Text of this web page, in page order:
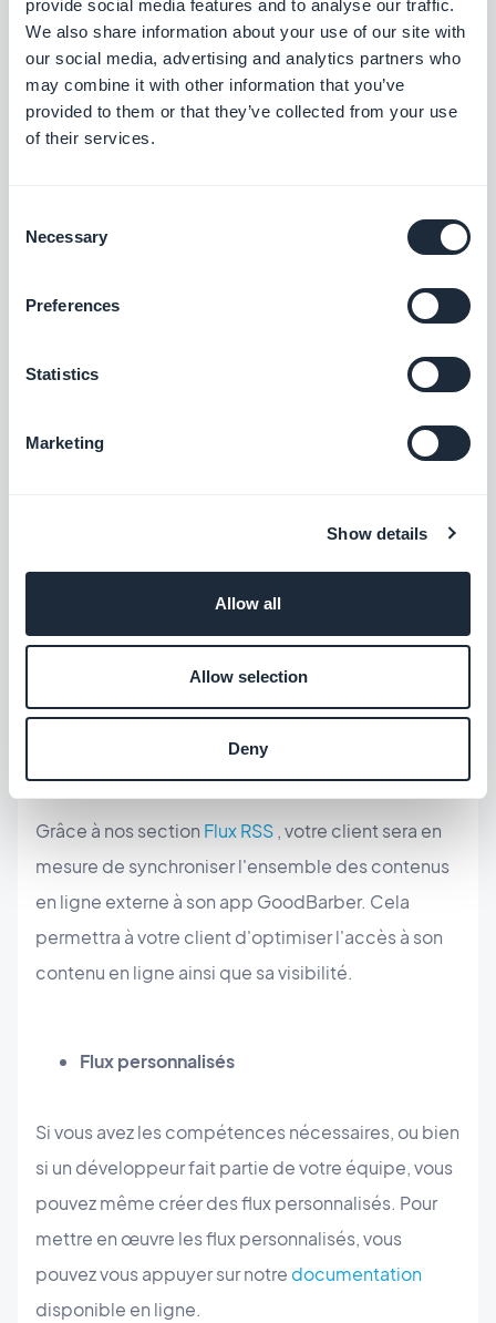
provide social media features and to analyse our traffic.
We also share information about your use of our site with
our social media, advertising and analytics partners who
may combine it with other information that you’ve
provided to them or that they’ve collected from your use
of their services.
Selection
Necessary
Preferences
Statistics
Marketing
Show details
Allow all
Allow selection
Deny
automatiquement ajouté dans l'app GoodBarber.
Un gain de temps pour votre client, et l'assurance
que le contenu est harmonisé entre les différentes
plateformes: le web avec le site WordPress, les
On estime que 80% à 90% des blog sont créées
blog avec une app GoodBarber est une demande
Connecteur Youtube
connecteur Youtubede
C'est très pratique ;)
Grâce à nos section Flux RSS , votre client sera en
mesure de synchroniser l'ensemble des contenus
en ligne externe à son app GoodBarber. Cela
permettra à votre client d'optimiser l'accès à son
contenu en ligne ainsi que sa visibilité.
Flux personnalisés
Si vous avez les compétences nécessaires, ou bien
si un développeur fait partie de votre équipe, vous
pouvez même créer des flux personnalisés. Pour
mettre en œuvre les flux personnalisés, vous
pouvez vous appuyer sur notre documentation
disponible en ligne.